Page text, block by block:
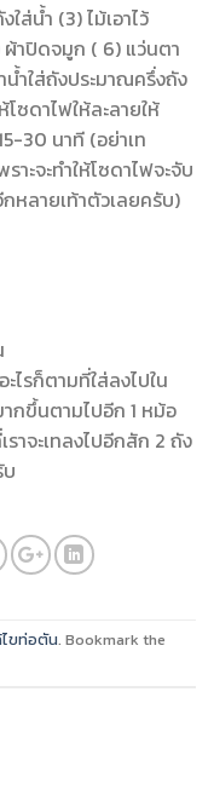
ส่น้ำ (3) ไม้เอาไว้
ผ้าปิดจมูก ( 6) แว่นตา
ำใส่ถังประมาณครึ่งถัง
โซดาไฟให้ละลายให้
30 นาที (อย่าเท
าะจะทำให้โซดาไฟจะจับ
หลายเท้าตัวเลยครับ)
ไรก็ตามที่ใส่ลงไปใน
กขึ้นตามไปอีก 1 หม้อ
าจะเทลงไปอีกสัก 2 ถัง
ขท่อตัน. Bookmark the